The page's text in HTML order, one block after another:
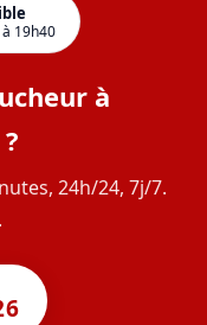
19h40
à
24h/24, 7j/7.